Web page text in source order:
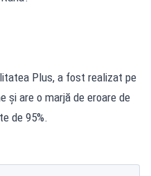
Plus, a fost realizat pe
și are o marjă de eroare de
de 95%.